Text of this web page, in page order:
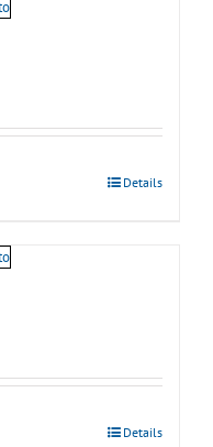
Details
Details